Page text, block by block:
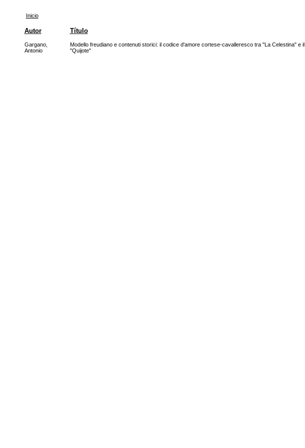
Inicio
Autor Título
Gargano,
Antonio
Modello freudiano e contenuti storici: il codice d'amore cortese-cavalleresco tra "La Celestina" e il
"Quijote"